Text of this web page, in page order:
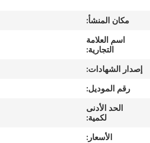
معلومات
جولة
المصنع
مراقبة
الجودة
مكان المنشأ:
اسم العلامة
التجارية:
إصدار الشهادات:
رقم الموديل:
الحد الأدنى
لكمية:
الأسعار: